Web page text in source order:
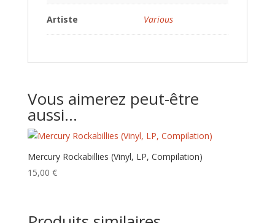
Artiste Various
Vous aimerez peut-être
aussi…
Mercury Rockabillies (Vinyl, LP, Compilation)
15,00 €